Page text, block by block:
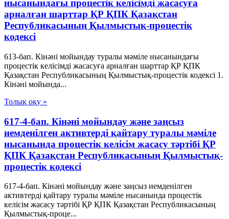
нысанындағы процестік келісімді жасасуға
арналған шарттар ҚР ҚПК Қазақстан
Республикасының Қылмыстық-процестік
кодексi
613-бап. Кінәні мойындау туралы мәміле нысанындағы
процестік келісімді жасасуға арналған шарттар ҚР ҚПК
Қазақстан Республикасының Қылмыстық-процестік кодексi 1.
Кінәні мойында...
Толық оқу »
617-4-бап. Кінәні мойындау және заңсыз
иемденілген активтерді қайтару туралы мәміле
нысанында процестік келісім жасасу тәртібі ҚР
ҚПК Қазақстан Республикасының Қылмыстық-
процестік кодексi
617-4-бап. Кінәні мойындау және заңсыз иемденілген
активтерді қайтару туралы мәміле нысанында процестік
келісім жасасу тәртібі ҚР ҚПК Қазақстан Республикасының
Қылмыстық-проце...